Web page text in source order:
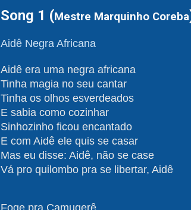
Song 1 (Mestre Marquinho Coreba
Aidê Negra Africana
Aidê era uma negra africana
Tinha magia no seu cantar
Tinha os olhos esverdeados
E sabia como cozinhar
Sinhozinho ficou encantado
E com Aidê ele quis se casar
Mas eu disse: Aidê, não se case
Vá pro quilombo pra se libertar, Aidê